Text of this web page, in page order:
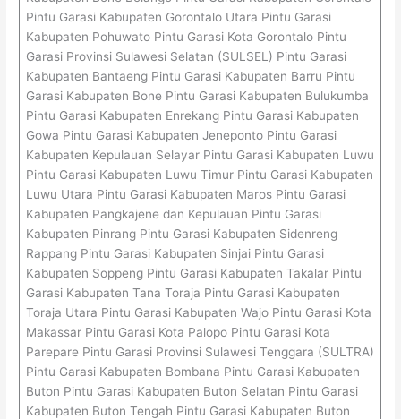
Pintu Garasi Kabupaten Gorontalo Utara Pintu Garasi
Kabupaten Pohuwato Pintu Garasi Kota Gorontalo Pintu
Garasi Provinsi Sulawesi Selatan (SULSEL) Pintu Garasi
Kabupaten Bantaeng Pintu Garasi Kabupaten Barru Pintu
Garasi Kabupaten Bone Pintu Garasi Kabupaten Bulukumba
Pintu Garasi Kabupaten Enrekang Pintu Garasi Kabupaten
Gowa Pintu Garasi Kabupaten Jeneponto Pintu Garasi
Kabupaten Kepulauan Selayar Pintu Garasi Kabupaten Luwu
Pintu Garasi Kabupaten Luwu Timur Pintu Garasi Kabupaten
Luwu Utara Pintu Garasi Kabupaten Maros Pintu Garasi
Kabupaten Pangkajene dan Kepulauan Pintu Garasi
Kabupaten Pinrang Pintu Garasi Kabupaten Sidenreng
Rappang Pintu Garasi Kabupaten Sinjai Pintu Garasi
Kabupaten Soppeng Pintu Garasi Kabupaten Takalar Pintu
Garasi Kabupaten Tana Toraja Pintu Garasi Kabupaten
Toraja Utara Pintu Garasi Kabupaten Wajo Pintu Garasi Kota
Makassar Pintu Garasi Kota Palopo Pintu Garasi Kota
Parepare Pintu Garasi Provinsi Sulawesi Tenggara (SULTRA)
Pintu Garasi Kabupaten Bombana Pintu Garasi Kabupaten
Buton Pintu Garasi Kabupaten Buton Selatan Pintu Garasi
Kabupaten Buton Tengah Pintu Garasi Kabupaten Buton